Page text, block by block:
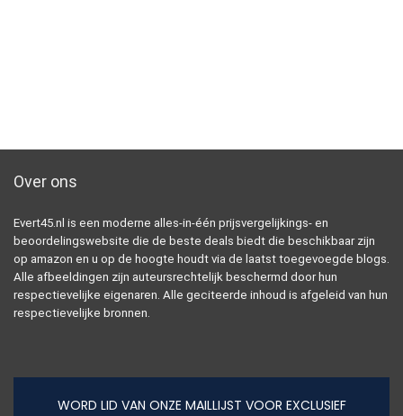
Over ons
Evert45.nl is een moderne alles-in-één prijsvergelijkings- en
beoordelingswebsite die de beste deals biedt die beschikbaar zijn
op amazon en u op de hoogte houdt via de laatst toegevoegde blogs.
Alle afbeeldingen zijn auteursrechtelijk beschermd door hun
respectievelijke eigenaren. Alle geciteerde inhoud is afgeleid van hun
respectievelijke bronnen.
WORD LID VAN ONZE MAILLIJST VOOR EXCLUSIEF